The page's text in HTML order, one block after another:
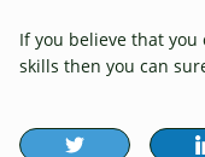
If you believe that
skills then you can